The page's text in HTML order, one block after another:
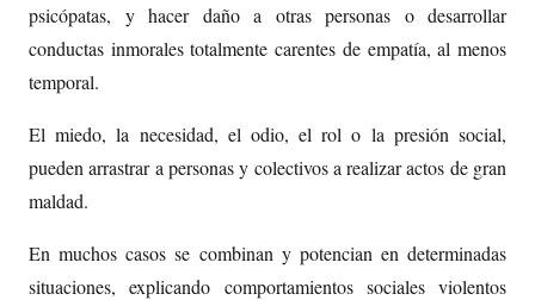
psicópatas, y hacer daño a otras personas o desarrollar
conductas inmorales totalmente carentes de empatía, al menos
temporal.
El miedo, la necesidad, el odio, el rol o la presión social,
pueden arrastrar a personas y colectivos a realizar actos de gran
maldad.
En muchos casos se combinan y potencian en determinadas
situaciones, explicando comportamientos sociales violentos